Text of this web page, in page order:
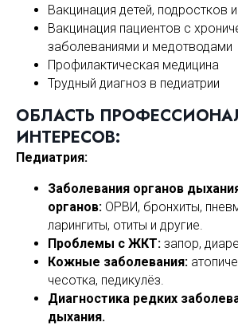
Вакцинация детей, подростков
Вакцинация пациентов с
заболеваниями и медотводами
Профилактическая медицина
Трудный диагноз в педиатрии
ОБЛАСТЬ
ИНТЕРЕСОВ:
Педиатрия:
Заболевания органов
органов: ОРВИ, бронхиты,
ларингиты, отиты и другие.
Проблемы с ЖКТ: запор,
Кожные заболевания:
чесотка, педикулёз.
Диагностика редких
дыхания.